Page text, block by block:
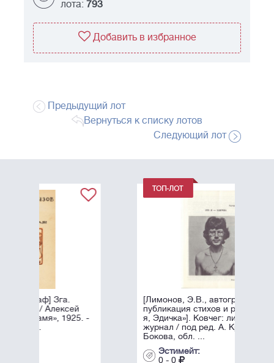
лота: 793
Добавить в избранное
Предыдущий лот
Вернуться к списку лотов
Следующий лот
[Лимонов, Э.В., автограф]. Первая
публикация стихов и романа «Это
я, Эдичка»]. Ковчег: литературный
журнал / под ред. А. Крона и Н.